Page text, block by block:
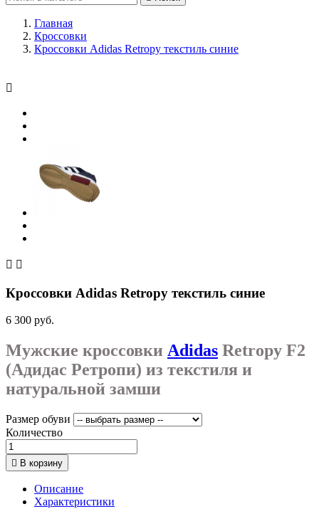
Главная
Кроссовки
Кроссовки Adidas Retropy текстиль синие

 
Кроссовки Adidas Retropy текстиль синие
6 300 руб.
Мужские кроссовки Adidas Retropy F2
(Адидас Ретропи) из текстиля и
натуральной замши
Размер обуви
Количество
 В корзину
Описание
Характеристики